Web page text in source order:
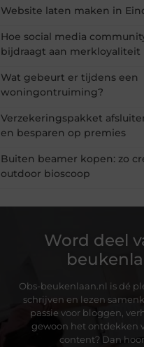
Website laten maken in
Hoe social media
bijdraagt aan merkloyaliteit
Wat gebeurt er tijdens een
woningontruiming?
Verzekeringspakket
en besparen op premies
Buiten beamer kopen: zo
outdoor bioscoop
Word deel
Obs-beukenlaan.nl is dé
schrijven en lezen
passie voor bloggen,
gewoon het ontdekken
content? Dan